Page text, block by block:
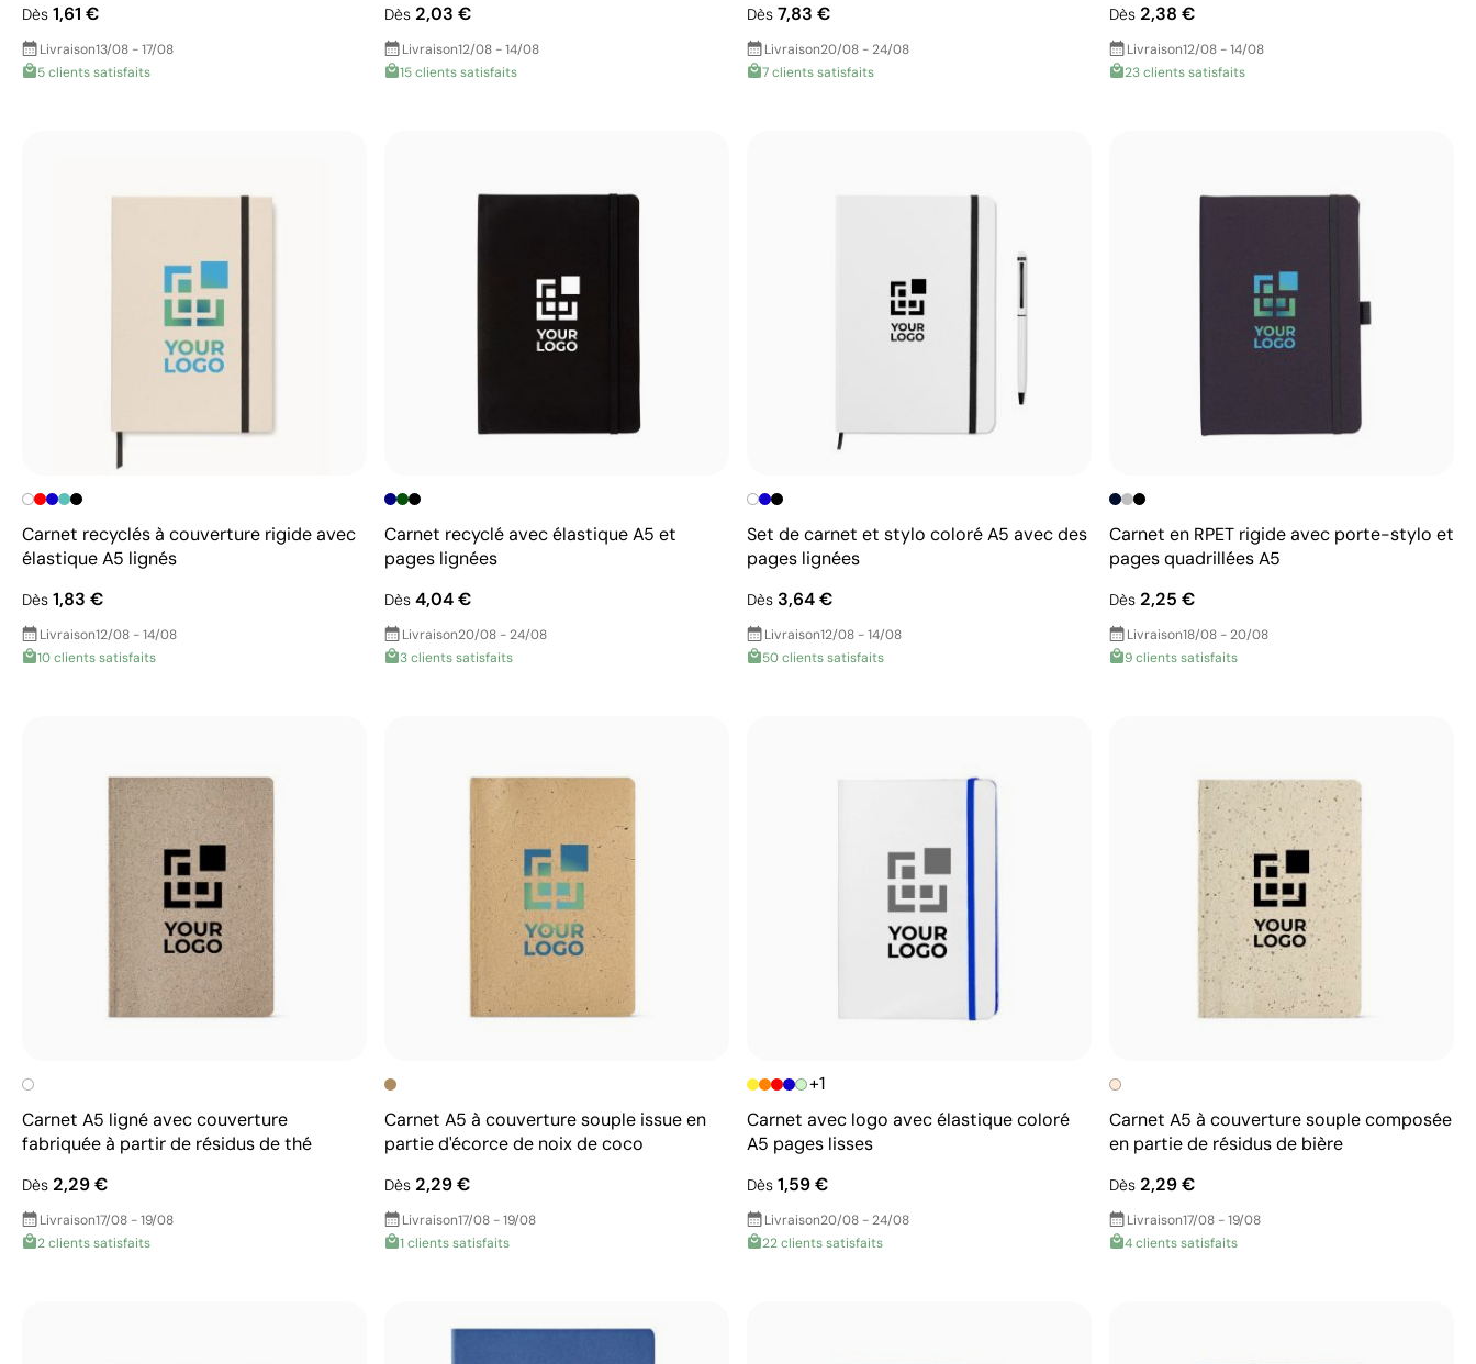
Dès 1,61 €
Livraison13/08 - 17/08
5 clients satisfaits
Dès 2,03 €
Livraison12/08 - 14/08
15 clients satisfaits
Dès 7,83 €
Livraison20/08 - 24/08
7 clients satisfaits
Dès 2,38 €
Livraison12/08 - 14/08
23 clients satisfaits
Carnet recyclés à couverture rigide avec
élastique A5 lignés
Dès 1,83 €
Livraison12/08 - 14/08
10 clients satisfaits
Carnet recyclé avec élastique A5 et
pages lignées
Dès 4,04 €
Livraison20/08 - 24/08
3 clients satisfaits
Set de carnet et stylo coloré A5 avec des
pages lignées
Dès 3,64 €
Livraison12/08 - 14/08
50 clients satisfaits
Carnet en RPET rigide avec porte-stylo et
pages quadrillées A5
Dès 2,25 €
Livraison18/08 - 20/08
9 clients satisfaits
Carnet A5 ligné avec couverture
fabriquée à partir de résidus de thé
Dès 2,29 €
Livraison17/08 - 19/08
2 clients satisfaits
Carnet A5 à couverture souple issue en
partie d'écorce de noix de coco
Dès 2,29 €
Livraison17/08 - 19/08
1 clients satisfaits
+1
Carnet avec logo avec élastique coloré
A5 pages lisses
Dès 1,59 €
Livraison20/08 - 24/08
22 clients satisfaits
Carnet A5 à couverture souple composée
en partie de résidus de bière
Dès 2,29 €
Livraison17/08 - 19/08
4 clients satisfaits